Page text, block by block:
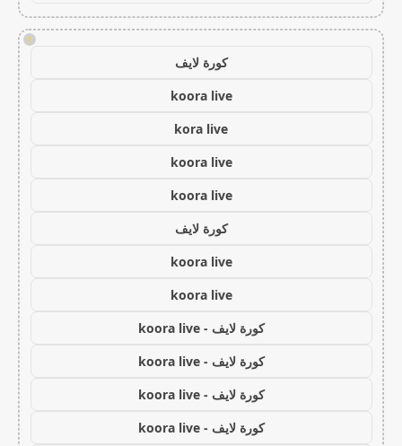
!
كورة لايف
koora live
kora live
koora live
koora live
كورة لايف
koora live
koora live
كورة لايف - koora live
كورة لايف - koora live
كورة لايف - koora live
كورة لايف - koora live